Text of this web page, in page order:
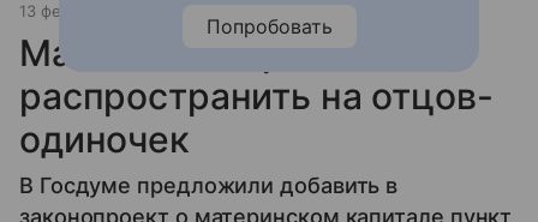
13 февраля 2020
Маткапитал предложили
распространить на отцов-
одиночек
В Госдуме предложили добавить в
законопроект о материнском капитале пункт
Попробовать